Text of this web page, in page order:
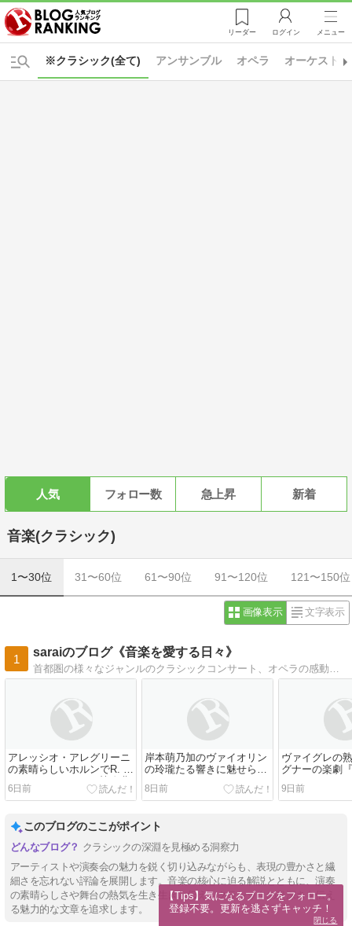
リーダー ログイン メニュー
※クラシック(全て) アンサンブル オペラ オーケストラ
人気 フォロー数 急上昇 新着
音楽(クラシック)
1〜30位 31〜60位 61〜90位 91〜120位 121〜150位
画像表示 文字表示
1
saraiのブログ《音楽を愛する日々》
アレッシオ・アレグリーニ
の素晴らしいホルンでR. シ
ュトラウスのホルン協奏曲
第2番の圧巻の演奏 下野竜
ウスⅡ世のポルカ「狩り」
を精彩あふれる見事な演奏
＠ミューザ川崎シンフォニ
ーホール 2026.8.3
6日前
岸本萌乃加のヴァイオリン
の玲瓏たる響きに魅せられ
て・・・ほのカルテット シ
ューベルトの弦楽四重奏曲
ーホール ブルーローズ（小
ホール） 2026.8.1
8日前
ヴァイグレの
グナーの楽劇
ルクのマイス
ー』～オーケ
ザ川崎シンフ
2026.7.31
9日前
このブログのここがポイント
クラシックの深淵を見極める洞察力
アーティストや演奏会の魅力を鋭く切り込みながらも、表現の豊かさと繊
細さを忘れない評論を展開します。音楽の核心に迫る解説とともに、演奏
の素晴らしさや舞台の熱気を生き生きと伝え、クラシックの奥深さを伝え
る魅力的な文章を追求します。
【Tips】気になるブログをフォロー。
登録不要。更新を逃さずキャッチ！
閉じる